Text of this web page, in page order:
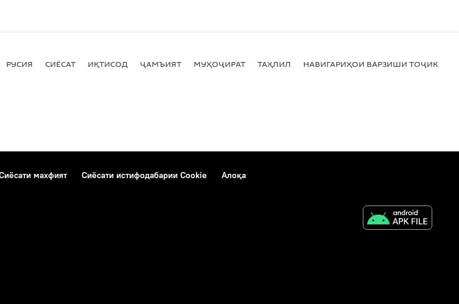
РУСИЯ СИЁСАТ ИҚТИСОД ҶАМЪИЯТ МУҲОҶИРАТ ТАҲЛИЛ НАВИГАРИҲОИ ВАРЗИШИ
махфият Сиёсати истифодабарии Cookie Алоқа